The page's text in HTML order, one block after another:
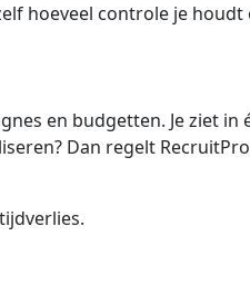
hoeveel controle je
en budgetten. Je ziet
Dan regelt